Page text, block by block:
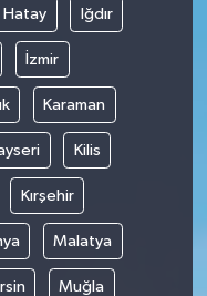
Hatay Iğdır
İzmir
Karaman
Kilis
Kırşehir
Malatya
Muğla